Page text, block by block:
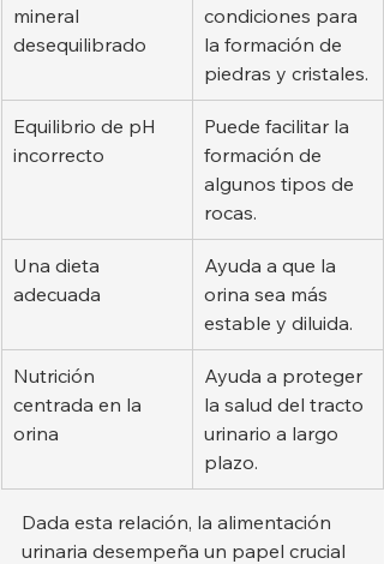
mineral
desequilibrado
condiciones para
la formación de
piedras y cristales.
Equilibrio de pH
incorrecto
Puede facilitar la
formación de
algunos tipos de
rocas.
Una dieta
adecuada
Ayuda a que la
orina sea más
estable y diluida.
Nutrición
centrada en la
orina
Ayuda a proteger
la salud del tracto
urinario a largo
plazo.
Dada esta relación, la alimentación
urinaria desempeña un papel crucial